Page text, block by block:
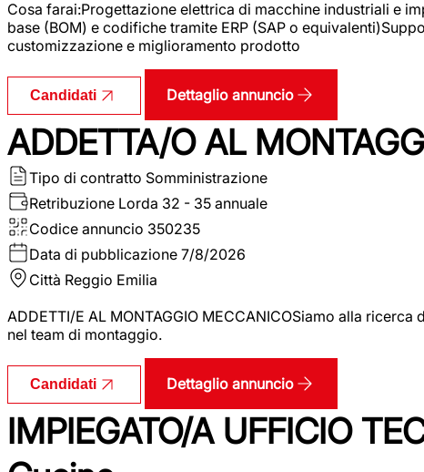
Cosa farai:Progettazione elettrica di macchine industriali e
base (BOM) e codifiche tramite ERP (SAP o
customizzazione e miglioramento prodotto
Candidati Dettaglio annuncio
ADDETTA/O AL
Tipo di contratto Somministrazione
Retribuzione Lorda 32 - 35 annuale
Codice annuncio 350235
Data di pubblicazione 7/8/2026
Città Reggio Emilia
ADDETTI/E AL MONTAGGIO MECCANICOSiamo alla
nel team di montaggio.
Candidati Dettaglio annuncio
IMPIEGATO/A UFFICIO